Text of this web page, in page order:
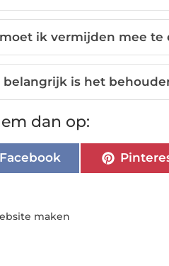
ik vermijden mee te
belangrijk is het
dan op:
Facebook
maken